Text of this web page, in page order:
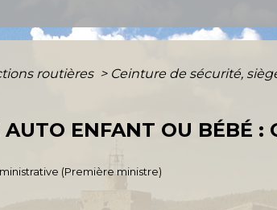
routières > Ceinture de sécurité,
ENFANT OU BÉBÉ :
(Première ministre)